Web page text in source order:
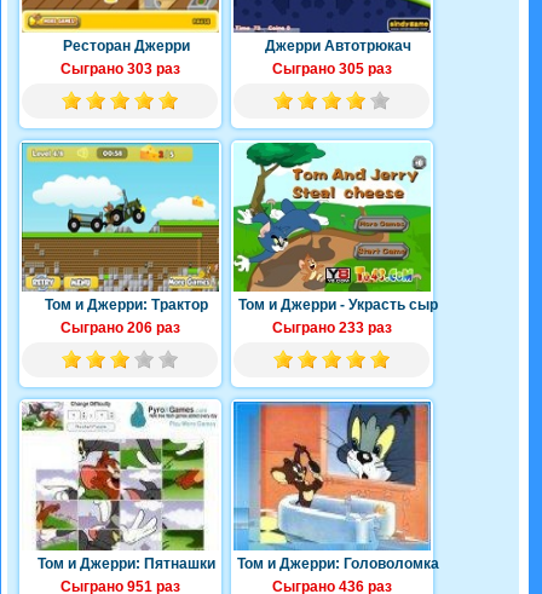
Ресторан Джерри
Сыграно 303 раз
Джерри Автотрюкач
Сыграно 305 раз
Том и Джерри: Трактор
Сыграно 206 раз
Том и Джерри - Украсть сыр
Сыграно 233 раз
Том и Джерри: Пятнашки
Сыграно 951 раз
Том и Джерри: Головоломка
Сыграно 436 раз